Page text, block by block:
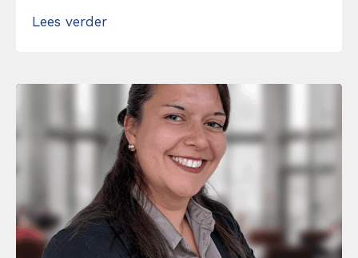
drijft? Content maken die iets losmaakt, die
beeld; […]
Lees verder